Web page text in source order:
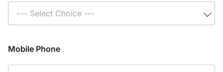
--- Select Choice ---
Mobile Phone